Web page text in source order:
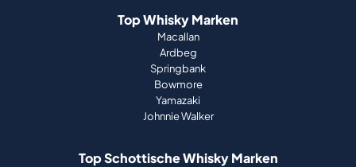
Top Whisky Marken
Macallan
Ardbeg
Springbank
Bowmore
Yamazaki
Johnnie Walker
Top Schottische Whisky Marken